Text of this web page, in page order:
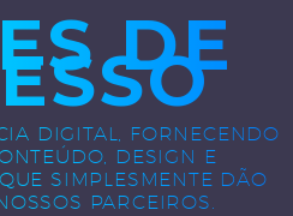
DE
DIGITAL, FORNECENDO
DESIGN E
SIMPLESMENTE DÃO
PARCEIROS.